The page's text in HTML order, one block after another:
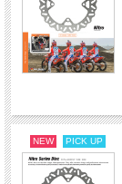
NEW PICK UP